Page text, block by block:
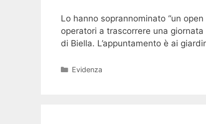
Lo hanno soprannominato “un
operatori a trascorrere una
di Biella. L’appuntamento è ai
Categorie
Evidenza